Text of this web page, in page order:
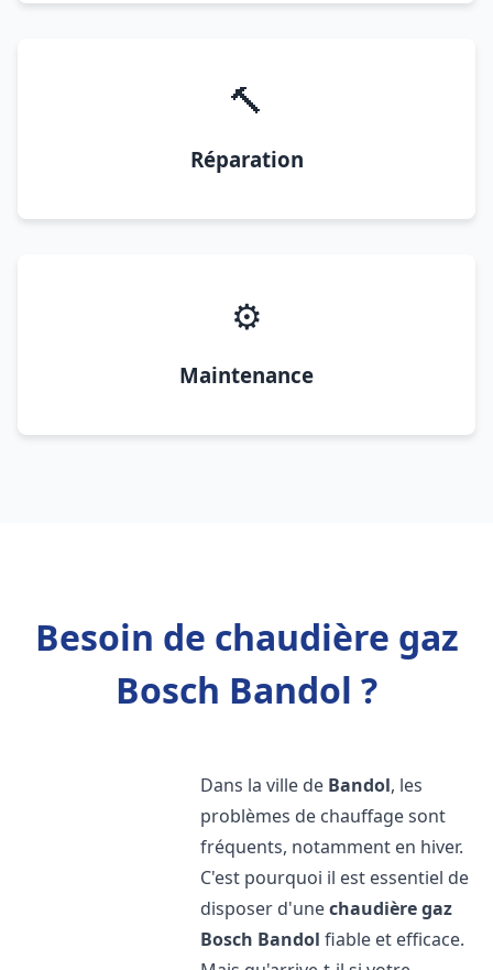
🔨
Réparation
⚙️
Maintenance
Besoin de chaudière gaz
Bosch Bandol ?
Dans la ville de Bandol, les
problèmes de chauffage sont
fréquents, notamment en hiver.
C'est pourquoi il est essentiel de
disposer d'unechaudière gaz
Bosch Bandol fiable et efficace.